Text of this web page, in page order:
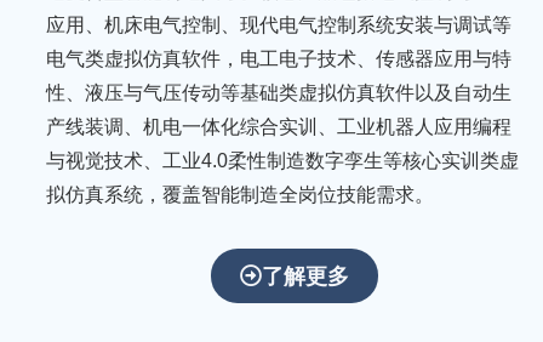
聚
应用、机床电气控制、现代电气控制系统安装与调试等
电气类虚拟仿真软件，电工电子技术、传感器应用与特
性、液压与气压传动等基础类虚拟仿真软件以及自动生
产线装调、机电一体化综合实训、工业机器人应用编程
与视觉技术、工业4.0柔性制造数字孪生等核心实训类虚
拟仿真系统，覆盖智能制造全岗位技能需求。
了解更多